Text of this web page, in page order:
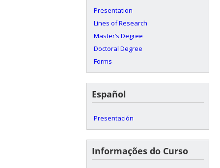
Presentation
Lines of Research
Master’s Degree
Doctoral Degree
Forms
Español
Presentación
Informações do Curso